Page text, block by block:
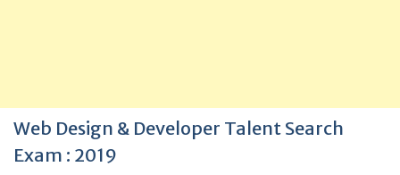
Web Design & Developer Talent Search
Exam : 2019